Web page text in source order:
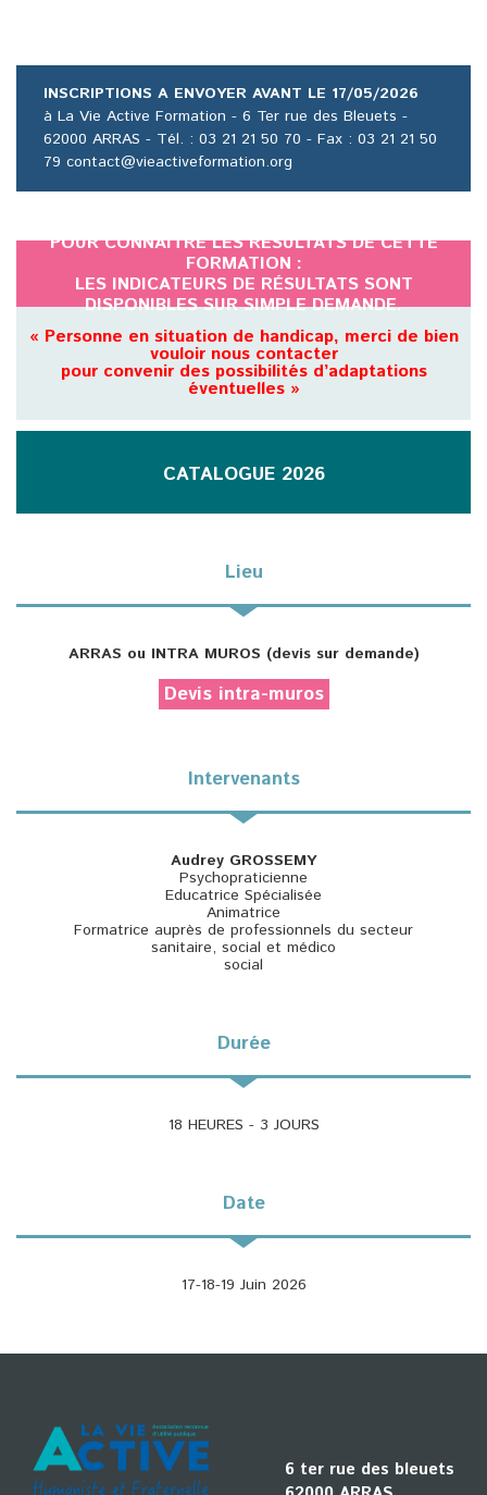
INSCRIPTIONS A ENVOYER AVANT LE 17/05/2026
à La Vie Active Formation - 6 Ter rue des Bleuets -
62000 ARRAS - Tél. : 03 21 21 50 70 - Fax : 03 21 21 50
79 contact@vieactiveformation.org
POUR CONNAÎTRE LES RÉSULTATS DE CETTE
FORMATION :
LES INDICATEURS DE RÉSULTATS SONT
DISPONIBLES SUR SIMPLE DEMANDE.
« Personne en situation de handicap, merci de bien
vouloir nous contacter
pour convenir des possibilités d’adaptations
éventuelles »
CATALOGUE 2026
Lieu
ARRAS ou INTRA MUROS (devis sur demande)
Devis intra-muros
Intervenants
Audrey GROSSEMY
Psychopraticienne
Educatrice Spécialisée
Animatrice
Formatrice auprès de professionnels du secteur
sanitaire, social et médico
social
Durée
18 HEURES - 3 JOURS
Date
17-18-19 Juin 2026
6 ter rue des bleuets